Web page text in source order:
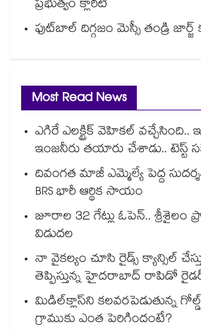
ప్రభుత్వం క్లారిటీ
ఫుట్‎బాల్ దిగ్గజం మెస్సీ తండ్రి జార్జ్
Most Read News
ఎగిరే ఎలక్ట్రిక్ వెహికల్
ఇంజనీరు తయారు చేశాడు.. టెస్ట్
దివంగత మాజీ ఎమ్మెల్యే పెద్ద
BRS భారీ ఆర్థిక సాయం
జూరాల 32 గేట్లు ఓపెన్.. శ్రీశైలం
విడుదల
నా వైకల్యం చూసి రైడ్స్ క్యాన్సిల్
తెప్పిస్తున్న హైదరాబాద్ రాపిడో
మిడిల్‌క్లాస్‌ని కలవరపెడుతున్న
గ్రాముకు ఎంత పెరిగిందంటే?